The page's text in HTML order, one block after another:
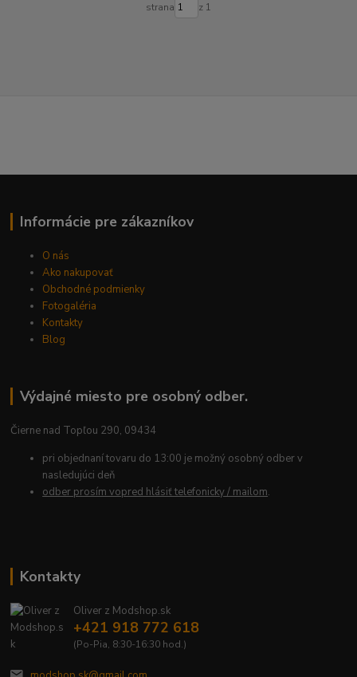
strana z 1
Informácie pre zákazníkov
O nás
Ako nakupovať
Obchodné podmienky
Fotogaléria
Kontakty
Blog
Výdajné miesto pre osobný odber.
Čierne nad Topľou 290, 09434
pri objednaní tovaru do 13:00 je možný osobný odber v
nasledujúci deň
odber prosím vopred hlásiť telefonicky / mailom.
Kontakty
Oliver z Modshop.sk
+421 918 772 618
(Po-Pia, 8:30-16:30 hod.)